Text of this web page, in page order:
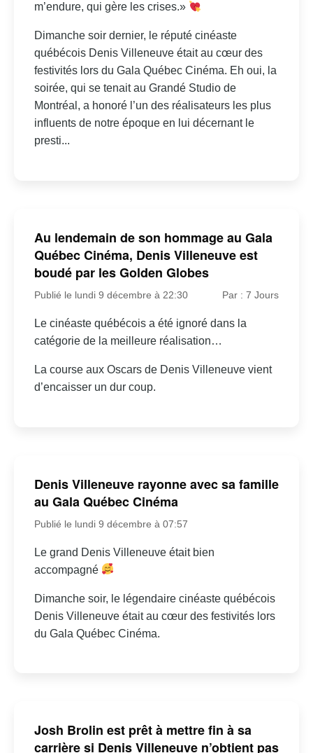
m’endure, qui gère les crises.»
Dimanche soir dernier, le réputé cinéaste
québécois Denis Villeneuve était au cœur des
festivités lors du Gala Québec Cinéma. Eh oui, la
soirée, qui se tenait au Grandé Studio de
Montréal, a honoré l’un des réalisateurs les plus
influents de notre époque en lui décernant le
presti...
Au lendemain de son hommage au Gala
Québec Cinéma, Denis Villeneuve est
boudé par les Golden Globes
Publié le lundi 9 décembre à 22:30 Par : 7 Jours
Le cinéaste québécois a été ignoré dans la
catégorie de la meilleure réalisation…
La course aux Oscars de Denis Villeneuve vient
d’encaisser un dur coup.
Denis Villeneuve rayonne avec sa famille
au Gala Québec Cinéma
Publié le lundi 9 décembre à 07:57
Le grand Denis Villeneuve était bien
accompagné
Dimanche soir, le légendaire cinéaste québécois
Denis Villeneuve était au cœur des festivités lors
du Gala Québec Cinéma.
Josh Brolin est prêt à mettre fin à sa
carrière si Denis Villeneuve n’obtient pas